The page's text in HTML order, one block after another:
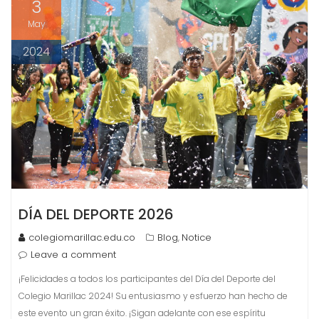
3
May
2024
DÍA DEL DEPORTE 2026
colegiomarillac.edu.co Blog, Notice
Leave a comment
¡Felicidades a todos los participantes del Día del Deporte del
Colegio Marillac 2024! Su entusiasmo y esfuerzo han hecho de
este evento un gran éxito. ¡Sigan adelante con ese espíritu